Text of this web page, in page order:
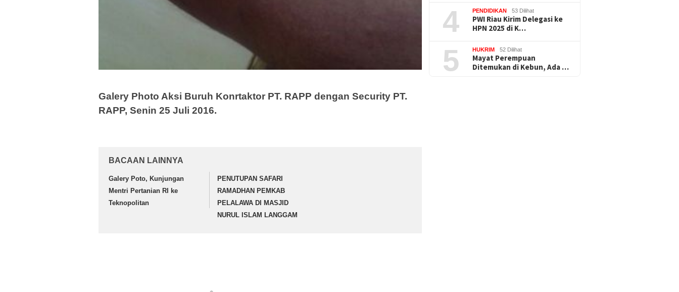
Galery Photo Aksi Buruh Konrtaktor PT. RAPP dengan Security PT.
RAPP, Senin 25 Juli 2016.
BACAAN LAINNYA
Galery Poto, Kunjungan
Mentri Pertanian RI ke
Teknopolitan
PENUTUPAN SAFARI
RAMADHAN PEMKAB
PELALAWA DI MASJID
NURUL ISLAM LANGGAM
4 PENDIDIKAN 53 Dilihat
PWI Riau Kirim Delegasi ke
HPN 2025 di K…
5 HUKRIM 52 Dilihat
Mayat Perempuan
Ditemukan di Kebun, Ada …